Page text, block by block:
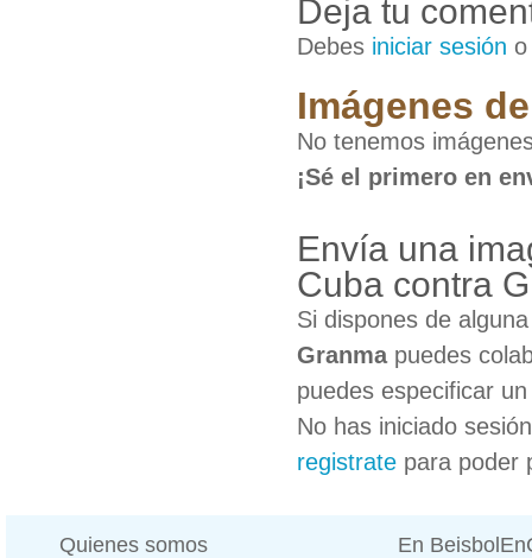
Deja tu
Debes iniciar sesión
Imágenes
No tenemos
¡Sé el primero en
Envía una
Cuba contra
Si dispones de
Granmapuedes
puedes especificar
No has iniciado
registrate para poder
Quienes somos En